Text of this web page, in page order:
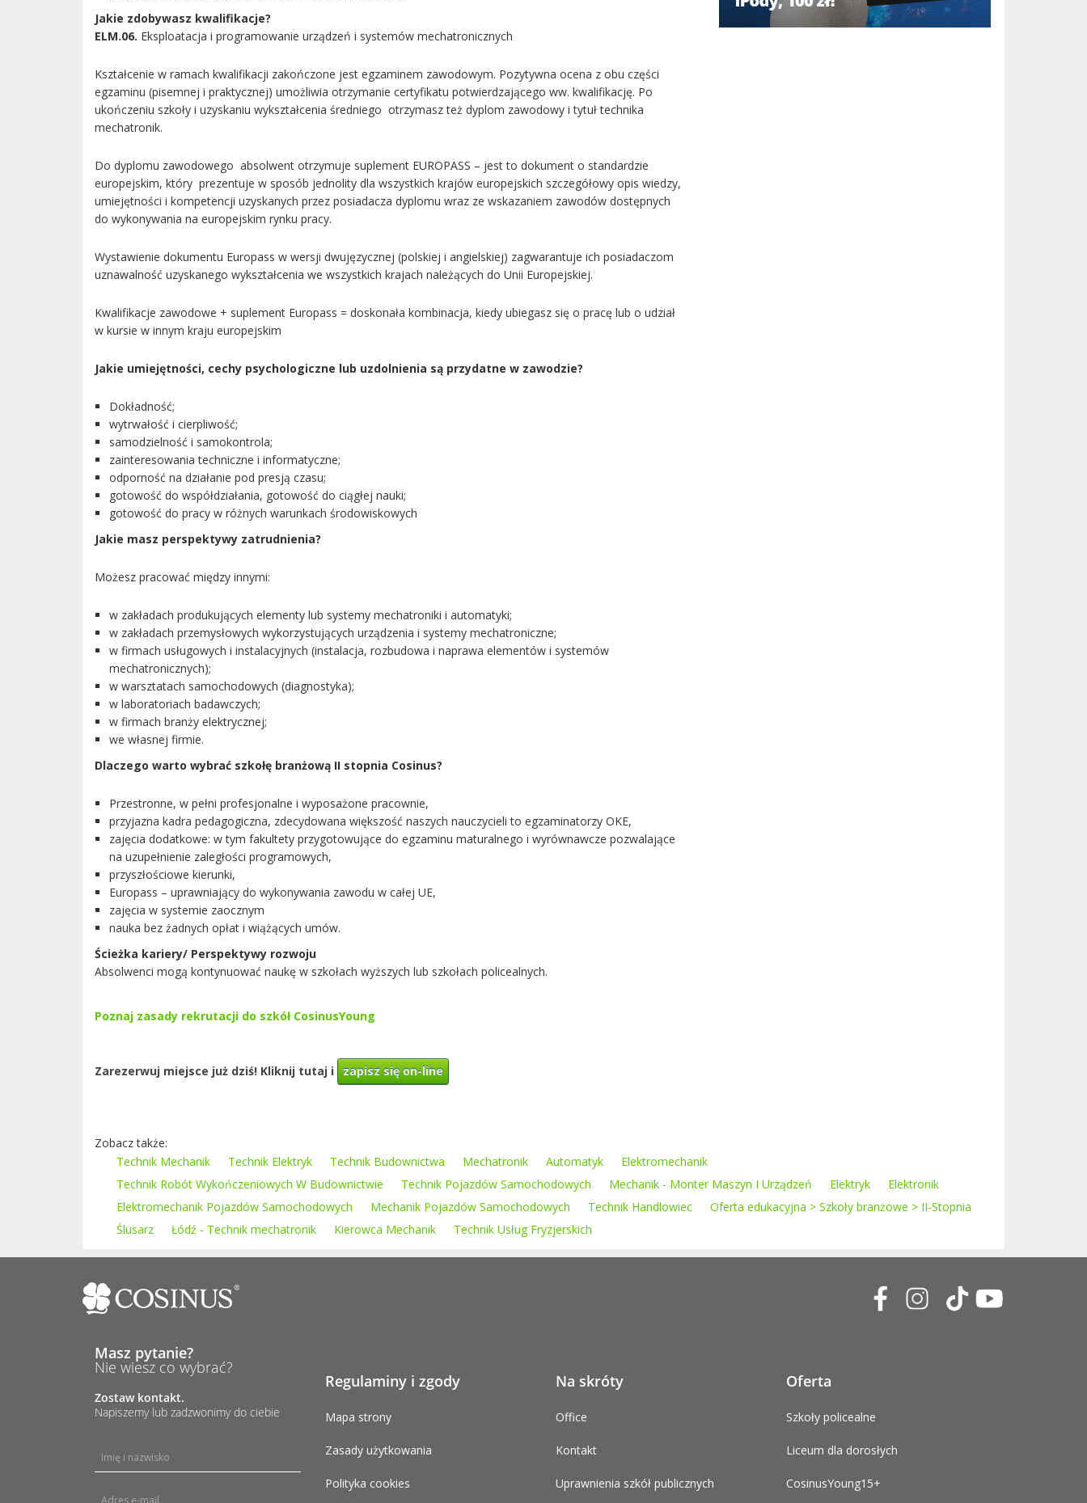
Jakie zdobywasz kwalifikacje?
ELM.06. Eksploatacja i programowanie urządzeń i systemów mechatronicznych
Kształcenie w ramach kwalifikacji zakończone jest egzaminem zawodowym. Pozytywna ocena z obu części
egzaminu (pisemnej i praktycznej) umożliwia otrzymanie certyfikatu potwierdzającego ww. kwalifikację. Po
ukończeniu szkoły i uzyskaniu wykształcenia średniego otrzymasz też dyplom zawodowy i tytuł technika
mechatronik.
Do dyplomu zawodowego absolwent otrzymuje suplement EUROPASS – jest to dokument o standardzie
europejskim, który prezentuje w sposób jednolity dla wszystkich krajów europejskich szczegółowy opis wiedzy,
umiejętności i kompetencji uzyskanych przez posiadacza dyplomu wraz ze wskazaniem zawodów dostępnych
do wykonywania na europejskim rynku pracy.
Wystawienie dokumentu Europass w wersji dwujęzycznej (polskiej i angielskiej) zagwarantuje ich posiadaczom
uznawalność uzyskanego wykształcenia we wszystkich krajach należących do Unii Europejskiej.
Kwalifikacje zawodowe + suplement Europass = doskonała kombinacja, kiedy ubiegasz się o pracę lub o udział
w kursie w innym kraju europejskim
Jakie umiejętności, cechy psychologiczne lub uzdolnienia są przydatne w zawodzie?
Dokładność;
wytrwałość i cierpliwość;
samodzielność i samokontrola;
zainteresowania techniczne i informatyczne;
odporność na działanie pod presją czasu;
gotowość do współdziałania, gotowość do ciągłej nauki;
gotowość do pracy w różnych warunkach środowiskowych
Jakie masz perspektywy zatrudnienia?
Możesz pracować między innymi:
w zakładach produkujących elementy lub systemy mechatroniki i automatyki;
w zakładach przemysłowych wykorzystujących urządzenia i systemy mechatroniczne;
w firmach usługowych i instalacyjnych (instalacja, rozbudowa i naprawa elementów i systemów
mechatronicznych);
w warsztatach samochodowych (diagnostyka);
w laboratoriach badawczych;
w firmach branży elektrycznej;
we własnej firmie.
Dlaczego warto wybrać szkołę branżową II stopnia Cosinus?
Przestronne, w pełni profesjonalne i wyposażone pracownie,
przyjazna kadra pedagogiczna, zdecydowana większość naszych nauczycieli to egzaminatorzy OKE,
zajęcia dodatkowe: w tym fakultety przygotowujące do egzaminu maturalnego i wyrównawcze pozwalające
na uzupełnienie zaległości programowych,
przyszłościowe kierunki,
Europass – uprawniający do wykonywania zawodu w całej UE,
zajęcia w systemie zaocznym
nauka bez żadnych opłat i wiążących umów.
Ścieżka kariery/ Perspektywy rozwoju
Absolwenci mogą kontynuować naukę w szkołach wyższych lub szkołach policealnych.
Poznaj zasady rekrutacji do szkół CosinusYoung
Zarezerwuj miejsce już dziś! Kliknij tutaj i zapisz się on-line
Zobacz także:
Technik Mechanik
Technik Elektryk Technik Budownictwa Mechatronik Automatyk
Elektromechanik
Technik Robót Wykończeniowych W Budownictwie
Technik Pojazdów Samochodowych Mechanik - Monter Maszyn I Urządzeń Elektryk
Elektronik
Elektromechanik Pojazdów Samochodowych
Mechanik Pojazdów Samochodowych Technik Handlowiec
Oferta edukacyjna > Szkoły branżowe > II-Stopnia
Ślusarz
Łódź - Technik mechatronik Kierowca Mechanik Technik Usług Fryzjerskich
Masz pytanie?
Nie wiesz co wybrać?
Zostaw kontakt.
Napiszemy lub zadzwonimy do ciebie
Regulaminy i zgody
Mapa strony
Zasady użytkowania
Polityka cookies
Na skróty
Office
Kontakt
Uprawnienia szkół publicznych
Oferta
Szkoły policealne
Liceum dla dorosłych
CosinusYoung15+